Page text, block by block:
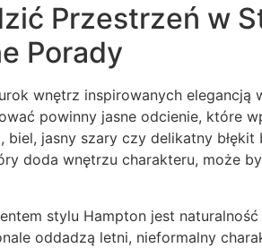
Przestrzeń w
Porady
wnętrz inspirowanych
powinny jasne odcienie, które
biel, jasny szary czy delikatny
doda wnętrzu charakteru, może
stylu Hampton jest
oddadzą letni, nieformalny